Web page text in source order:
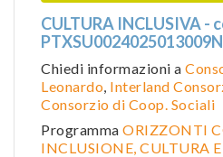
CULTURA INCLUSIVA
Chiedi informazioni a
Leonardo, Interland
Consorzio di Coop. Sociali
Programma ORIZZONTI
INCLUSIONE, CULTURA